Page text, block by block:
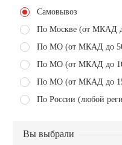
Самовывоз
По Москве (от МКАД
По МО (от МКАД до
По МО (от МКАД до
По МО (от МКАД до
По России (любой
Вы выбрали